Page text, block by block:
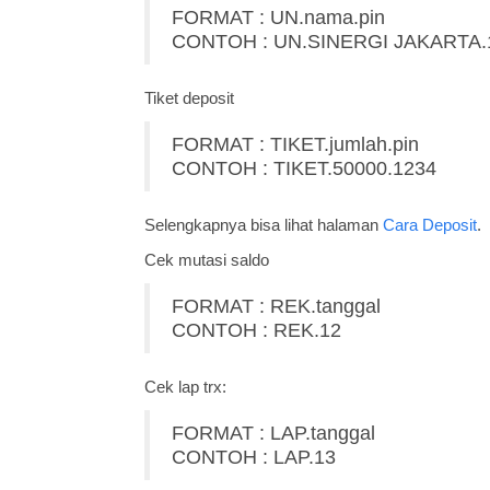
FORMAT : UN.nama.pin
CONTOH : UN.SINERGI
Tiket deposit
FORMAT : TIKET.jumlah.pin
CONTOH : TIKET.50000.1234
Selengkapnya bisa lihat halaman Cara Deposit.
Cek mutasi saldo
FORMAT : REK.tanggal
CONTOH : REK.12
Cek lap trx:
FORMAT : LAP.tanggal
CONTOH : LAP.13